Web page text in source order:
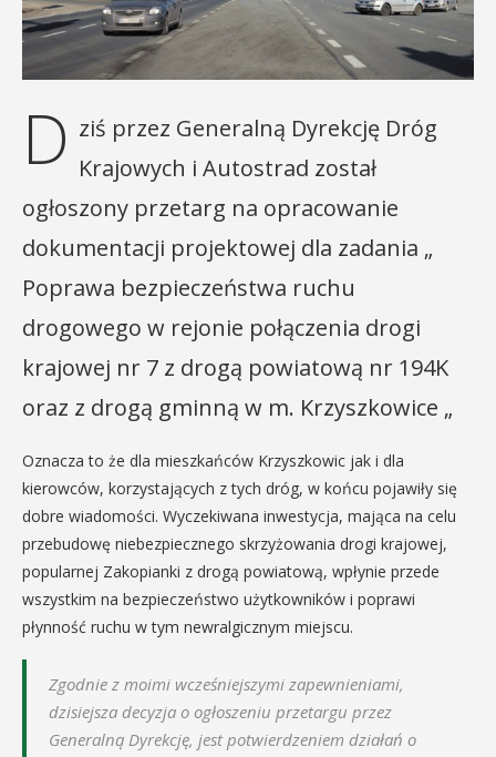
D ziś przez Generalną Dyrekcję Dróg
Krajowych i Autostrad został
ogłoszony przetarg na opracowanie
dokumentacji projektowej dla zadania „
Poprawa bezpieczeństwa ruchu
drogowego w rejonie połączenia drogi
krajowej nr 7 z drogą powiatową nr 194K
oraz z drogą gminną w m. Krzyszkowice „
Oznacza to że dla mieszkańców Krzyszkowic jak i dla
kierowców, korzystających z tych dróg, w końcu pojawiły się
dobre wiadomości. Wyczekiwana inwestycja, mająca na celu
przebudowę niebezpiecznego skrzyżowania drogi krajowej,
popularnej Zakopianki z drogą powiatową, wpłynie przede
wszystkim na bezpieczeństwo użytkowników i poprawi
płynność ruchu w tym newralgicznym miejscu.
Zgodnie z moimi wcześniejszymi zapewnieniami,
dzisiejsza decyzja o ogłoszeniu przetargu przez
Generalną Dyrekcję, jest potwierdzeniem działań o